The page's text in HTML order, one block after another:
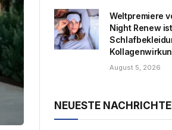
Weltpremiere
Night Renew
August 5, 2026
NEUESTE